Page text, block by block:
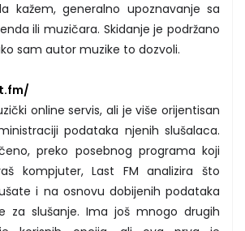
kažem, generalno upoznavanje sa
ili muzičara. Skidanje je podržano
sam autor muzike to dozvoli.
online servis, ali je više orijentisan
podataka njenih slušalaca.
preko posebnog programa koji
kompjuter, Last FM analizira što
i na osnovu dobijenih podataka
za slušanje. Ima još mnogo drugih